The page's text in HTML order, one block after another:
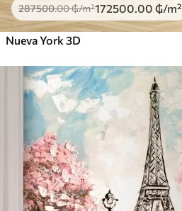
287500.00₲/m²172500.00 ₲/m²
Nueva York 3D